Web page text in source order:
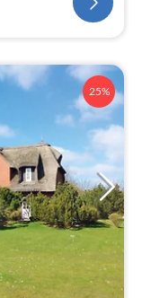
25%